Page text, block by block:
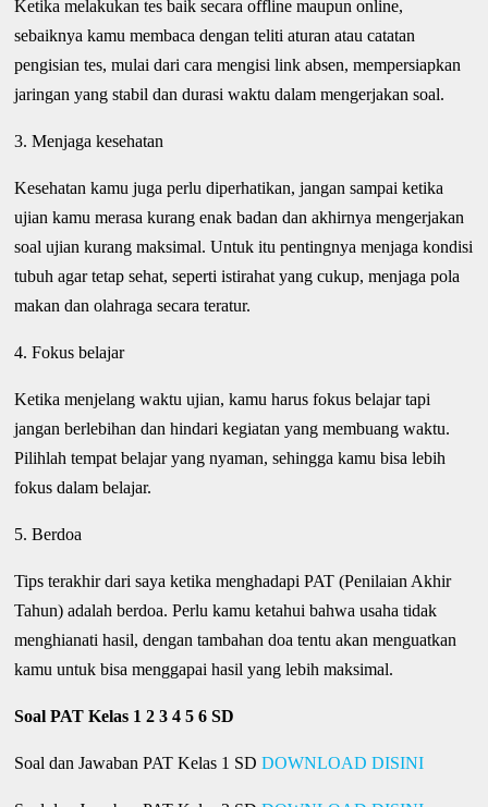
Ketika melakukan tes baik secara offline maupun online,
sebaiknya kamu membaca dengan teliti aturan atau catatan
pengisian tes, mulai dari cara mengisi link absen, mempersiapkan
jaringan yang stabil dan durasi waktu dalam mengerjakan soal.
3. Menjaga kesehatan
Kesehatan kamu juga perlu diperhatikan, jangan sampai ketika
ujian kamu merasa kurang enak badan dan akhirnya mengerjakan
soal ujian kurang maksimal. Untuk itu pentingnya menjaga kondisi
tubuh agar tetap sehat, seperti istirahat yang cukup, menjaga pola
makan dan olahraga secara teratur.
4. Fokus belajar
Ketika menjelang waktu ujian, kamu harus fokus belajar tapi
jangan berlebihan dan hindari kegiatan yang membuang waktu.
Pilihlah tempat belajar yang nyaman, sehingga kamu bisa lebih
fokus dalam belajar.
5. Berdoa
Tips terakhir dari saya ketika menghadapi PAT (Penilaian Akhir
Tahun) adalah berdoa. Perlu kamu ketahui bahwa usaha tidak
menghianati hasil, dengan tambahan doa tentu akan menguatkan
kamu untuk bisa menggapai hasil yang lebih maksimal.
Soal PAT Kelas 1 2 3 4 5 6 SD
Soal dan Jawaban PAT Kelas 1 SDDOWNLOAD DISINI